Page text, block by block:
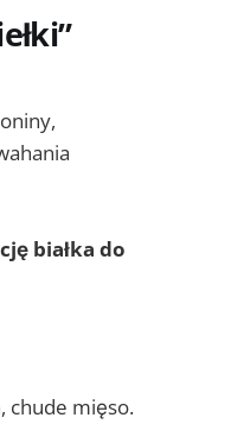
białka do
chude mięso.